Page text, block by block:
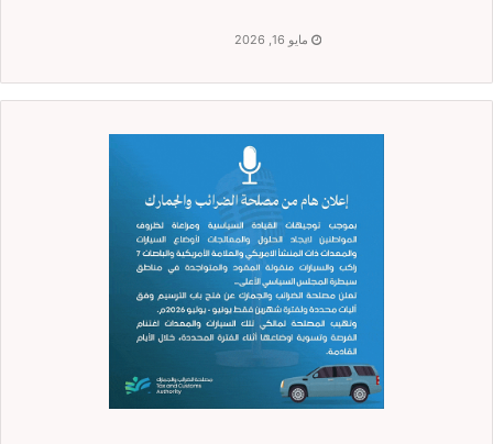
مايو 16, 2026